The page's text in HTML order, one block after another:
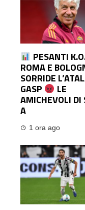
PESANTI
ROMA E
SORRIDE
GASP LE
AMICHEVOLI DI
A
1 ora ago